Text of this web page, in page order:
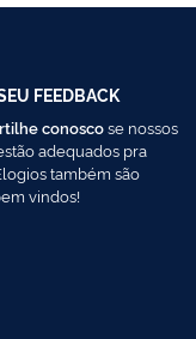
FEEDBACK
conoscose nossos
adequados pra
também são
vindos!